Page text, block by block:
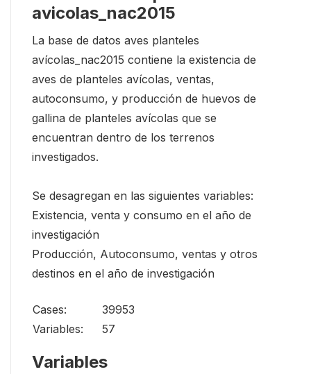
avicolas_nac2015
La base de datos aves planteles
avícolas_nac2015 contiene la existencia de
aves de planteles avícolas, ventas,
autoconsumo, y producción de huevos de
gallina de planteles avícolas que se
encuentran dentro de los terrenos
investigados.
Se desagregan en las siguientes variables:
Existencia, venta y consumo en el año de
investigación
Producción, Autoconsumo, ventas y otros
destinos en el año de investigación
Cases:
39953
Variables:
57
Variables